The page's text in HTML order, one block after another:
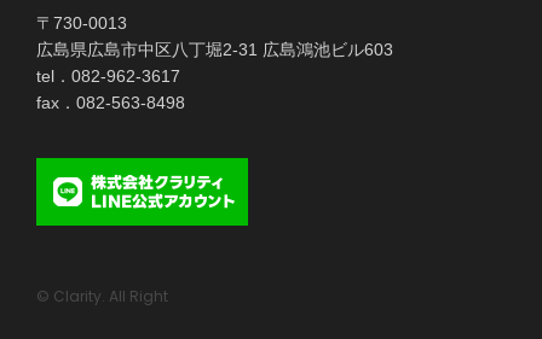
〒730-0013
広島県広島市中区八丁堀2-31 広島鴻池ビル603
tel．082-962-3617
fax．082-563-8498
© Clarity. All Right